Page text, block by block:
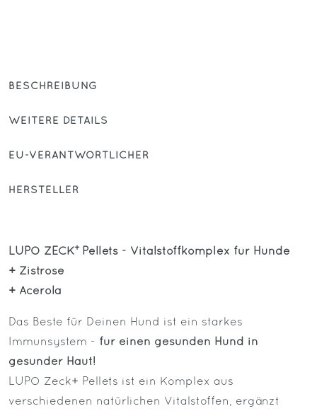
BESCHREIBUNG
WEITERE DETAILS
EU-VERANTWORTLICHER
HERSTELLER
LUPO ZECK+ Pellets - Vitalstoffkomplex für Hunde
+ Zistrose
+ Acerola
Das Beste für Deinen Hund ist ein starkes
Immunsystem - für einen gesunden Hund in
gesunder Haut!
LUPO Zeck+ Pellets ist ein Komplex aus
verschiedenen natürlichen Vitalstoffen, ergänzt